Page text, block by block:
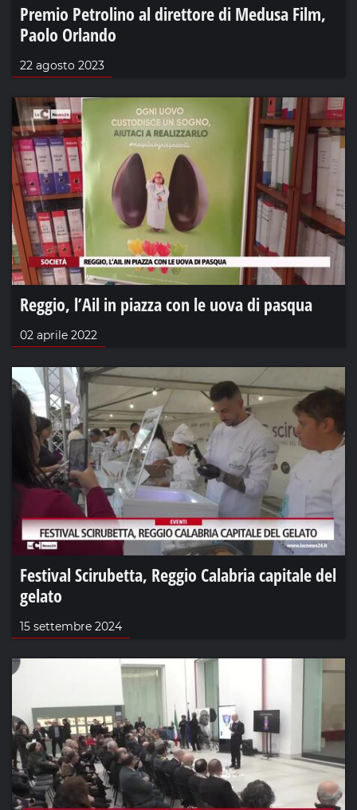
Premio Petrolino al direttore di Medusa Film,
Paolo Orlando
22 agosto 2023
Reggio, l’Ail in piazza con le uova di pasqua
02 aprile 2022
Festival Scirubetta, Reggio Calabria capitale del
gelato
15 settembre 2024